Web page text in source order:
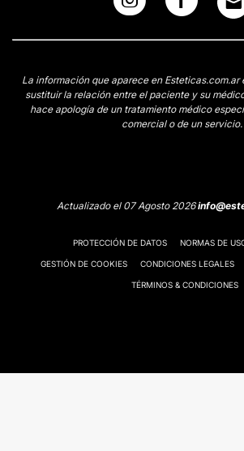
La información que aparece en Esteticas.com.ar
sustituir la relación entre el paciente y su
hace apología de un tratamiento médico
comercial o de un servicio.
Actualizado el 07 Agosto 2026
PROTECCIÓN DE DATOS NORMAS DE
GESTIÓN DE COOKIES CONDICIONES LEGALES
TÉRMINOS & CONDICIONES